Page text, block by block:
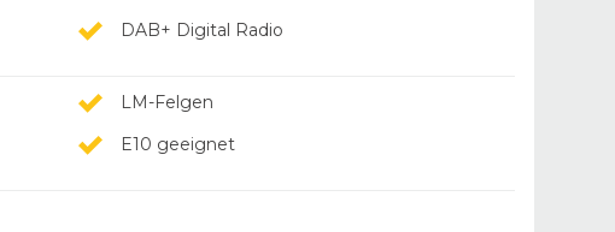
DAB+ Digital Radio
LM-Felgen
E10 geeignet